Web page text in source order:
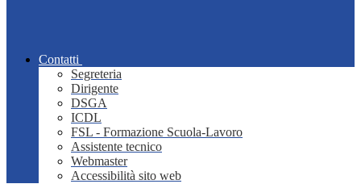
Contatti
Segreteria
Dirigente
DSGA
ICDL
FSL - Formazione Scuola-Lavoro
Assistente tecnico
Webmaster
Accessibilità sito web